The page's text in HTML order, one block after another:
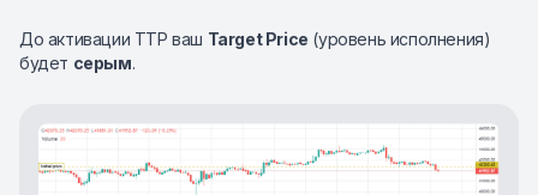
До активации TTP ваш Target Price (уровень исполнения)
будет серым.